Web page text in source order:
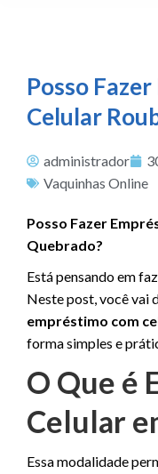
Posso
Celular
administrador
Vaquinhas Online
Posso Fazer
Quebrado?
Está pensando em
Neste post, você vai
empréstimo com
forma simples e
O Que é
Celular
Essa modalidade